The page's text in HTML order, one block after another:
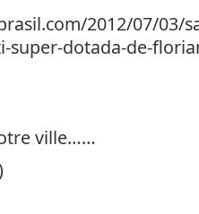
2012/07/03/
super-dotada-de-
ville……